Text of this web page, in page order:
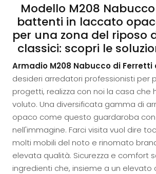
Modello M208
battenti in laccato
per una zona del riposo
classici: scopri le
Armadio M208 Nabucco di Ferretti
desideri arredatori professionisti per
progetti, realizza con noi la casa che
voluto. Una diversificata gamma di
opaco come questo guardaroba
nell'immagine. Farci visita vuol dire
molti mobili del noto e rinomato
elevata qualità. Sicurezza e comfort
ingredienti che, insieme a un elevato